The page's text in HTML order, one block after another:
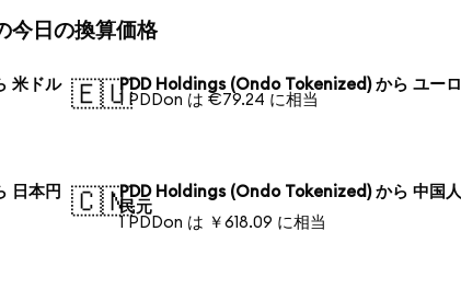
今日の換算価格
米ドル 🇪🇺PDD Holdings (Ondo Tokenized) から ユーロ
1 PDDon は €79.24 に相当
日本円
🇨🇳PDD Holdings (Ondo Tokenized) から 中国人
民元
1 PDDon は ￥618.09 に相当